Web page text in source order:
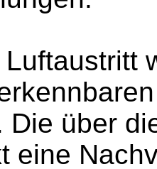
Luftaustritt
Die über
eine